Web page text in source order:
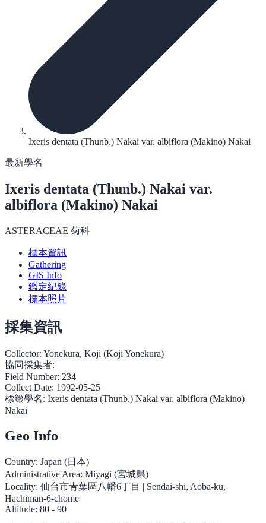
Ixeris dentata (Thunb.) Nakai var. albiflora (Makino) Nakai
最新學名
Ixeris dentata (Thunb.) Nakai var.
albiflora (Makino) Nakai
ASTERACEAE 菊科
標本資訊
Gathering
GIS Info
鑑定紀錄
標本照片
採集資訊
Collector: Yonekura, Koji (Koji Yonekura)
協同採集者:
Field Number: 234
Collect Date: 1992-05-25
標籤學名: Ixeris dentata (Thunb.) Nakai var. albiflora (Makino)
Nakai
Geo Info
Country: Japan (日本)
Administrative Area: Miyagi (宮城県)
Locality: 仙台市青葉區八幡6丁目 | Sendai-shi, Aoba-ku,
Hachiman-6-chome
Altitude: 80 - 90